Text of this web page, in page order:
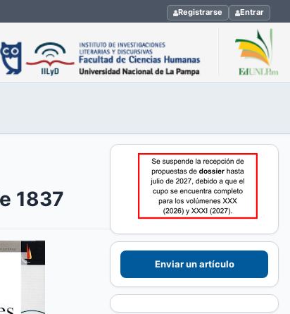
Registrarse Entrar
1837
Enviar un artículo